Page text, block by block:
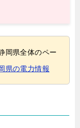
岡県全体のペー
県の電力情報